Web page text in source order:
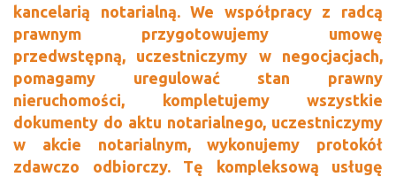
kancelarią notarialną. We współpracy z radcą
prawnym przygotowujemy umowę
przedwstępną, uczestniczymy w negocjacjach,
pomagamy uregulować stan prawny
nieruchomości, kompletujemy wszystkie
dokumenty do aktu notarialnego, uczestniczymy
w akcie notarialnym, wykonujemy protokół
zdawczo odbiorczy. Tę kompleksową usługę